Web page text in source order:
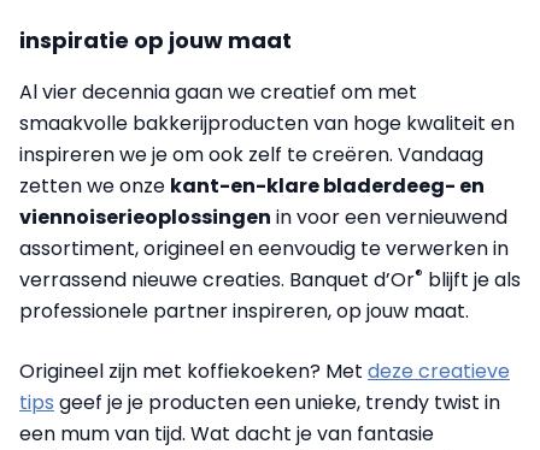
inspiratie op jouw maat
Al vier decennia gaan we creatief om met
smaakvolle bakkerijproducten van hoge kwaliteit en
inspireren we je om ook zelf te creëren. Vandaag
zetten we onze kant-en-klare bladerdeeg- en
viennoiserieoplossingen in voor een vernieuwend
assortiment, origineel en eenvoudig te verwerken in
verrassend nieuwe creaties. Banquet d’Or® blijft je als
professionele partner inspireren, op jouw maat.
Origineel zijn met koffiekoeken? Met deze creatieve
tips geef je je producten een unieke, trendy twist in
een mum van tijd. Wat dacht je van fantasie